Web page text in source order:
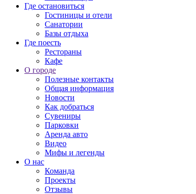
Где остановиться
Гостиницы и отели
Санатории
Базы отдыха
Где поесть
Рестораны
Кафе
О городе
Полезные контакты
Общая информация
Новости
Как добраться
Сувениры
Парковки
Аренда авто
Видео
Мифы и легенды
О нас
Команда
Проекты
Отзывы